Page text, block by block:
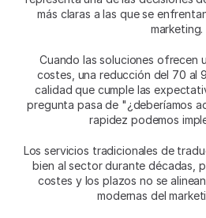
más claras a las que se
marketing.
Cuando las soluciones ofrecen
costes, una reducción del 70 al
calidad que cumple las
pregunta pasa de "¿deberíamos
rapidez podemos
Los servicios tradicionales de
bien al sector durante décadas,
costes y los plazos no se
modernas del